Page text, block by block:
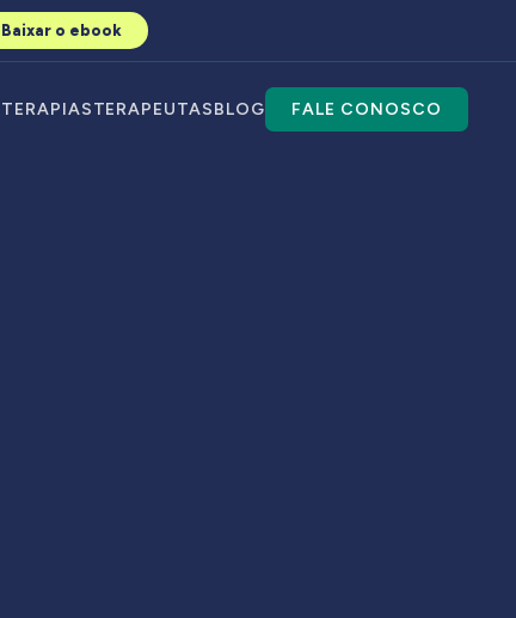
TERAPIASTERAPEUTASBLOG FALE CONOSCO
Baixar o ebook